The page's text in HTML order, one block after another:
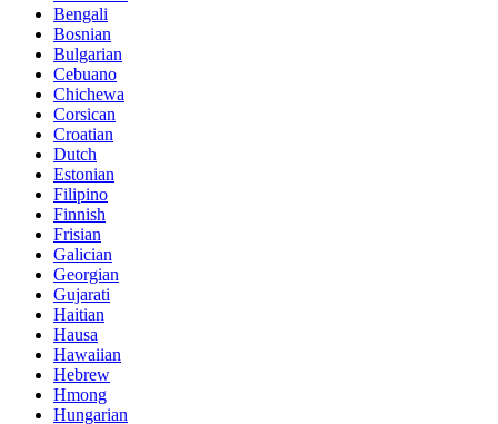
Bengali
Bosnian
Bulgarian
Cebuano
Chichewa
Corsican
Croatian
Dutch
Estonian
Filipino
Finnish
Frisian
Galician
Georgian
Gujarati
Haitian
Hausa
Hawaiian
Hebrew
Hmong
Hungarian